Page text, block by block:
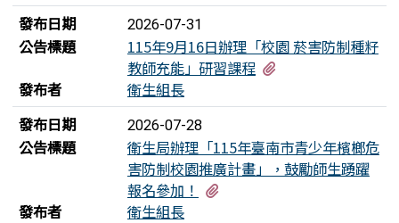
發布日期
2026-07-31
公告標題
115年9月16日辦理「校園 菸害防制種籽
教師充能」研習課程
發布者
衛生組長
發布日期
2026-07-28
公告標題
衛生局辦理「115年臺南市青少年檳榔危
害防制校園推廣計畫」，鼓勵師生踴躍
報名參加！
發布者
衛生組長